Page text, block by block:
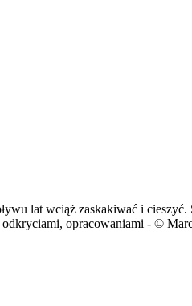
lat wciąż zaskakiwać i
opracowaniami - ©